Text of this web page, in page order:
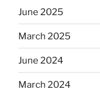
June 2025
March 2025
June 2024
March 2024